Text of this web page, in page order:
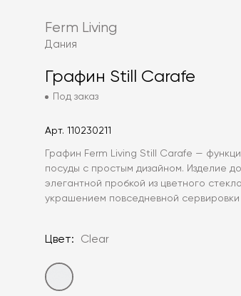
Ferm Living
Дания
Графин Still Carafe
Под заказ
Арт.110230211
Графин Ferm Living Still Carafe —
посуды с простым дизайном. Изделие
элегантной пробкой из цветного
украшением повседневной сервировки
Цвет: Clear